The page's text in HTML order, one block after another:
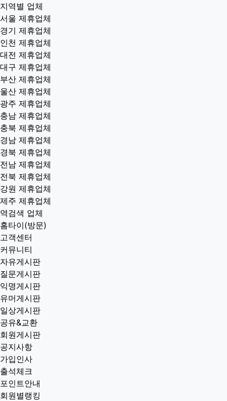
지역별 업체
서울 제휴업체
경기 제휴업체
인천 제휴업체
대전 제휴업체
대구 제휴업체
부산 제휴업체
울산 제휴업체
광주 제휴업체
충남 제휴업체
충북 제휴업체
경남 제휴업체
경북 제휴업체
전남 제휴업체
전북 제휴업체
강원 제휴업체
제주 제휴업체
역검색 업체
홈타이(방문)
고객센터
커뮤니티
자유게시판
질문게시판
익명게시판
유머게시판
일상게시판
공유&교환
회원게시판
공지사항
가입인사
출석체크
포인트안내
회원별랭킹